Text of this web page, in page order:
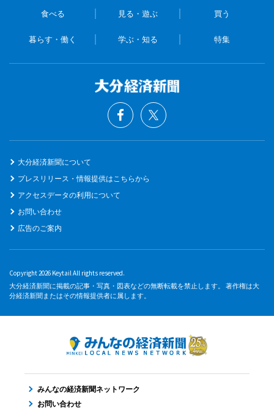
食べる 見る・遊ぶ 買う
暮らす・働く 学ぶ・知る 特集
大分経済新聞について
プレスリリース・情報提供はこちらから
アクセスデータの利用について
お問い合わせ
広告のご案内
Copyright 2026 Keytail All rights reserved.
大分経済新聞に掲載の記事・写真・図表などの無断転載を禁止します。 著作権は大
分経済新聞またはその情報提供者に属します。
みんなの経済新聞ネットワーク
お問い合わせ